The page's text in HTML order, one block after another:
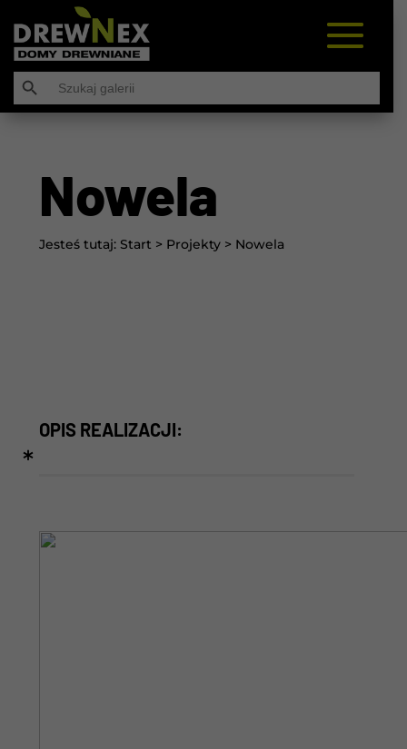
Search
for:
Search Button
Nowela
Jesteś tutaj:Start > Projekty > Nowela
OPIS REALIZACJI: